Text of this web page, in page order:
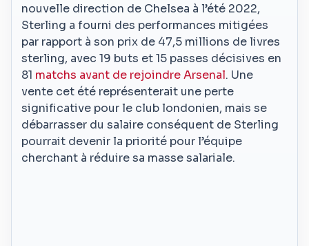
nouvelle direction de Chelsea à l’été 2022,
Sterling a fourni des performances mitigées
par rapport à son prix de 47,5 millions de livres
sterling, avec 19 buts et 15 passes décisives en
81 matchs avant de rejoindre Arsenal. Une
vente cet été représenterait une perte
significative pour le club londonien, mais se
débarrasser du salaire conséquent de Sterling
pourrait devenir la priorité pour l’équipe
cherchant à réduire sa masse salariale.